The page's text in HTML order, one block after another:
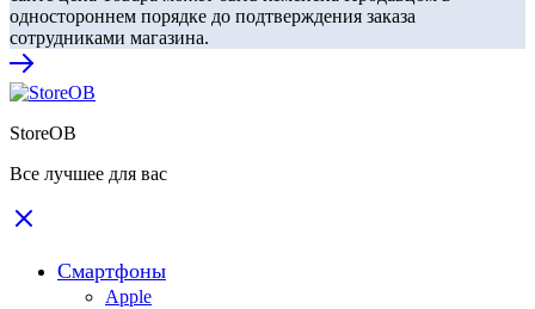
одностороннем порядке до подтверждения заказа
сотрудниками магазина.
StoreOB
Все лучшее для вас
Смартфоны
Apple